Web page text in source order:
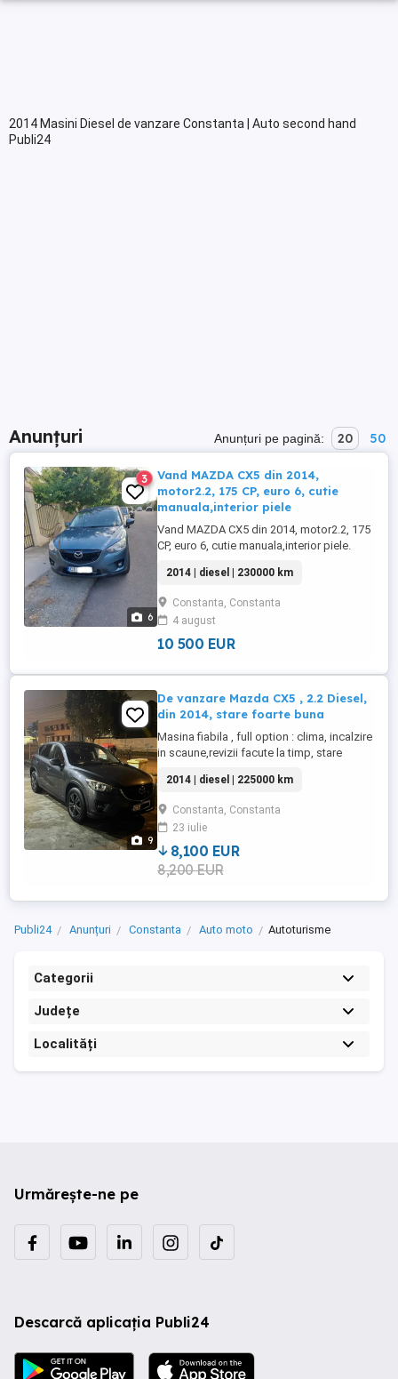
2014 Masini Diesel de vanzare Constanta | Auto second hand
Publi24
Anunțuri Anunțuri pe pagină: 20 50
6
3
Vand MAZDA CX5 din 2014,
motor2.2, 175 CP, euro 6, cutie
manuala,interior piele
Vand MAZDA CX5 din 2014, motor2.2, 175
CP, euro 6, cutie manuala,interior piele.
recent(ofer documente justificative).
Masina se vinde cu un set de roti de iarna
(jantele sunt originale atat pe masina cat
si pe setul de iarna). Pret:10500 euro.
Detalii: Ad ...
2014 | diesel | 230000 km
Constanta, Constanta
4 august
10 500 EUR
9
De vanzare Mazda CX5 , 2.2 Diesel,
din 2014, stare foarte buna
Masina fiabila , full option : clima, incalzire
in scaune,revizii facute la timp, stare
2014 | diesel | 225000 km
Constanta, Constanta
23 iulie
8,100 EUR
8,200 EUR
Publi24 Anunțuri Constanta Auto moto Autoturisme
Categorii
Județe
Localități
Urmărește-ne pe
Descarcă aplicația Publi24